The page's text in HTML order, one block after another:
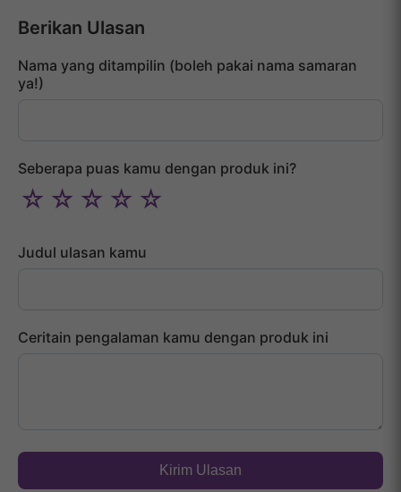
Berikan Ulasan
Nama yang ditampilin (boleh pakai nama samaran
ya!)
Seberapa puas kamu dengan produk ini?
☆
☆
☆
☆
☆
Judul ulasan kamu
Ceritain pengalaman kamu dengan produk ini
Kirim Ulasan